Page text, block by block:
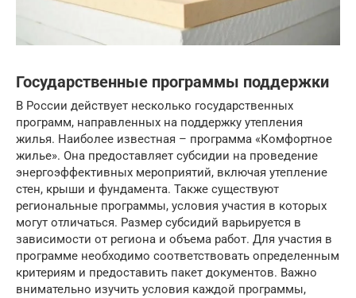
Государственные программы поддержки
В России действует несколько государственных
программ, направленных на поддержку утепления
жилья. Наиболее известная – программа «Комфортное
жилье». Она предоставляет субсидии на проведение
энергоэффективных мероприятий, включая утепление
стен, крыши и фундамента. Также существуют
региональные программы, условия участия в которых
могут отличаться. Размер субсидий варьируется в
зависимости от региона и объема работ. Для участия в
программе необходимо соответствовать определенным
критериям и предоставить пакет документов. Важно
внимательно изучить условия каждой программы,